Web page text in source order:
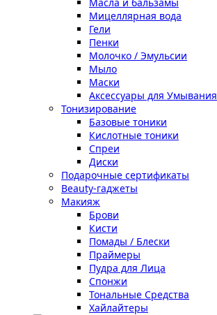
Мицеллярная вода
Гели
Пенки
Молочко / Эмульсии
Мыло
Маски
Аксессуары для Умывания
Тонизирование
Базовые тоники
Кислотные тоники
Спреи
Диски
Подарочные сертификаты
Beauty-гаджеты
Макияж
Брови
Кисти
Помады / Блески
Праймеры
Пудра для Лица
Спонжи
Тональные Средства
Хайлайтеры